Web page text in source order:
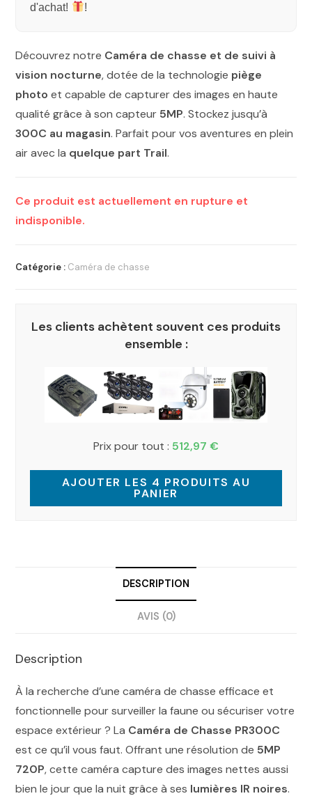
d'achat!
!
Découvrez notre Caméra de chasse et de suivi à
vision nocturne, dotée de la technologie piège
photo et capable de capturer des images en haute
qualité grâce à son capteur 5MP. Stockez jusqu’à
300C au magasin. Parfait pour vos aventures en plein
air avec la quelque part Trail.
Ce produit est actuellement en rupture et
indisponible.
Catégorie : Caméra de chasse
Les clients achètent souvent ces produits
ensemble :
Prix pour tout : 512,97 €
AJOUTER LES 4 PRODUITS AU
PANIER
DESCRIPTION
AVIS (0)
Description
À la recherche d’une caméra de chasse efficace et
fonctionnelle pour surveiller la faune ou sécuriser votre
espace extérieur ? La Caméra de Chasse PR300C
est ce qu’il vous faut. Offrant une résolution de 5MP
720P, cette caméra capture des images nettes aussi
bien le jour que la nuit grâce à ses lumières IR noires.